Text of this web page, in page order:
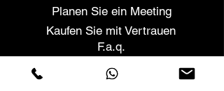
Planen Sie ein Meeting
Kaufen Sie mit Vertrauen
F.a.q.
Wer wir sind